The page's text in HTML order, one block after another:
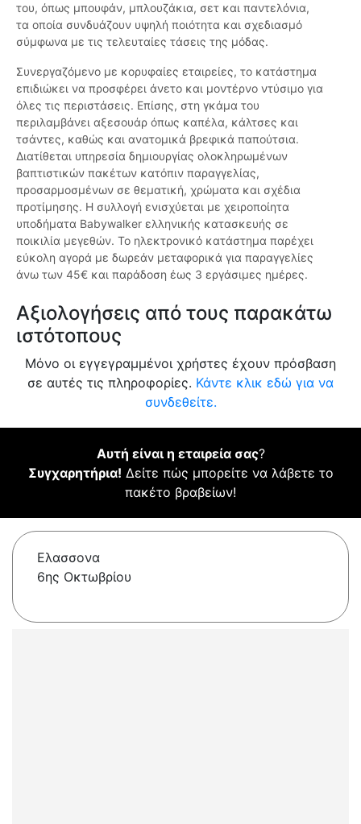
του, όπως μπουφάν, μπλουζάκια, σετ και παντελόνια,
τα οποία συνδυάζουν υψηλή ποιότητα και σχεδιασμό
σύμφωνα με τις τελευταίες τάσεις της μόδας.
Συνεργαζόμενο με κορυφαίες εταιρείες, το κατάστημα
επιδιώκει να προσφέρει άνετο και μοντέρνο ντύσιμο για
όλες τις περιστάσεις. Επίσης, στη γκάμα του
περιλαμβάνει αξεσουάρ όπως καπέλα, κάλτσες και
τσάντες, καθώς και ανατομικά βρεφικά παπούτσια.
Διατίθεται υπηρεσία δημιουργίας ολοκληρωμένων
βαπτιστικών πακέτων κατόπιν παραγγελίας,
προσαρμοσμένων σε θεματική, χρώματα και σχέδια
προτίμησης. Η συλλογή ενισχύεται με χειροποίητα
υποδήματα Babywalker ελληνικής κατασκευής σε
ποικιλία μεγεθών. Το ηλεκτρονικό κατάστημα παρέχει
εύκολη αγορά με δωρεάν μεταφορικά για παραγγελίες
άνω των 45€ και παράδοση έως 3 εργάσιμες ημέρες.
Αξιολογήσεις από τους παρακάτω
ιστότοπους
Μόνο οι εγγεγραμμένοι χρήστες έχουν πρόσβαση
σε αυτές τις πληροφορίες. Κάντε κλικ εδώ για να
συνδεθείτε.
Αυτή είναι η εταιρεία σας?
Συγχαρητήρια! Δείτε πώς μπορείτε να λάβετε το
πακέτο βραβείων!
Ελασσονα
6ης Οκτωβρίου